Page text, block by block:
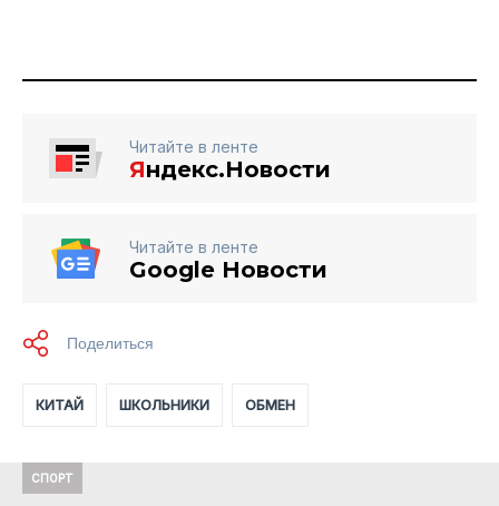
Читайте в ленте
Яндекс.Новости
Читайте в ленте
Google Новости
КИТАЙ ШКОЛЬНИКИ ОБМЕН
СПОРТ